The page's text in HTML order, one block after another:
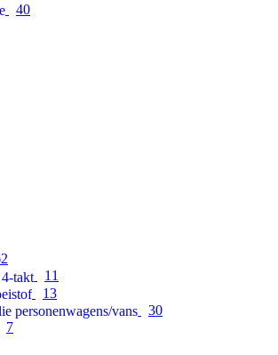
40
takt
11
13
personenwagens/vans
30
7